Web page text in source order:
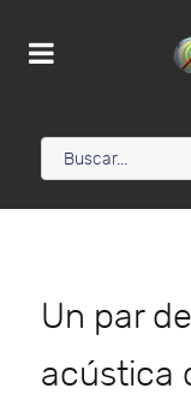
Un par
acústica